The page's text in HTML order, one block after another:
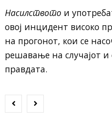
Насилството и
овој инцидент високо
на прогонот, кои се
решавање на случајот и
правдата.